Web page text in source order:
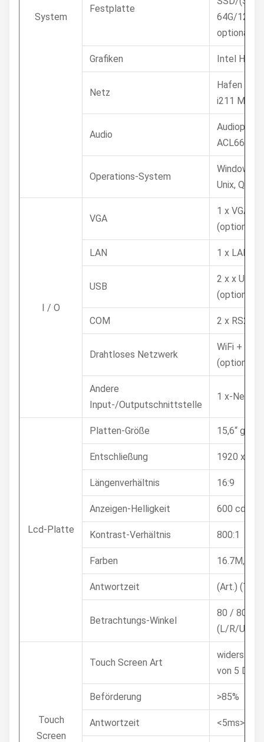
System
Festplatte
64G/
optional
Grafiken Intel HD
Netz
Hafen
i211 Mbps
Audio
ACL662
Operations-System
Unix, QNX
I / O
VGA
1 x VGA/1
(optional)
LAN 1 x LAN
USB
2 x x
(optional)
COM 2 x RS232
Drahtloses Netzwerk
WiFi +
(optional)
Andere
Input-/Outputschnittstelle
1 x-
Lcd-Platte
Platten-Größe 15,6“
Entschließung 1920 x
Längenverhältnis 16:9
Anzeigen-Helligkeit 600 cd/m2
Kontrast-Verhältnis 800:1
Farben 16.7M,
Antwortzeit (Art.) (Tr/
Betrachtungs-Winkel
80 / 80/
(L/R/U/D)
Touch
Screen
Touch Screen Art
von 5 Draht
Beförderung >85%
Antwortzeit <5ms>